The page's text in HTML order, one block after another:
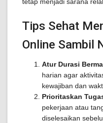
Tips Sehat
Online Sambil
Atur Durasi
harian agar
kewajiban dan
Prioritaskan
pekerjaan atau
diselesaikan